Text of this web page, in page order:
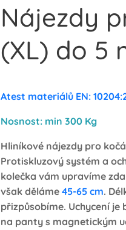
Nájezdy
(XL) do 5
Atest materiálů EN:
Nosnost: min 300 Kg
Hliníkové nájezdy pro
Protiskluzový systém a
kolečka vám upravíme
však děláme 45-65 cm.
přizpůsobíme. Uchycení je
na panty s magnetickým